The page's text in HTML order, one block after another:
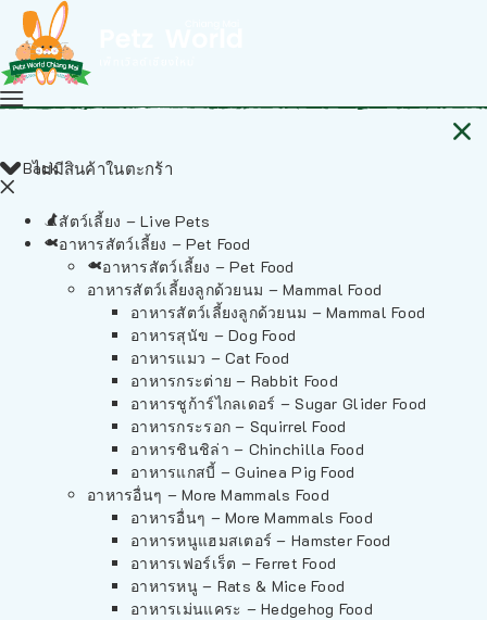
ไม่มีสินค้าในตะกร้า
Back
สัตว์เลี้ยง – Live Pets
อาหารสัตว์เลี้ยง – Pet Food
อาหารสัตว์เลี้ยง – Pet Food
อาหารสัตว์เลี้ยงลูกด้วยนม – Mammal Food
อาหารสัตว์เลี้ยงลูกด้วยนม – Mammal Food
อาหารสุนัข – Dog Food
อาหารแมว – Cat Food
อาหารกระต่าย – Rabbit Food
อาหารชูก้าร์ไกลเดอร์ – Sugar Glider Food
อาหารกระรอก – Squirrel Food
อาหารชินชิล่า – Chinchilla Food
อาหารแกสบี้ – Guinea Pig Food
อาหารอื่นๆ – More Mammals Food
อาหารอื่นๆ – More Mammals Food
อาหารหนูแฮมสเตอร์ – Hamster Food
อาหารเฟอร์เร็ต – Ferret Food
อาหารหนู – Rats & Mice Food
อาหารเม่นแคระ – Hedgehog Food